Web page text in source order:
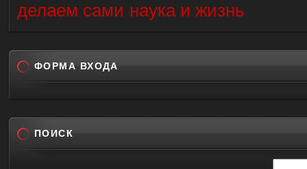
делаем сами наука и жизнь
ФОРМА ВХОДА
ПОИСК